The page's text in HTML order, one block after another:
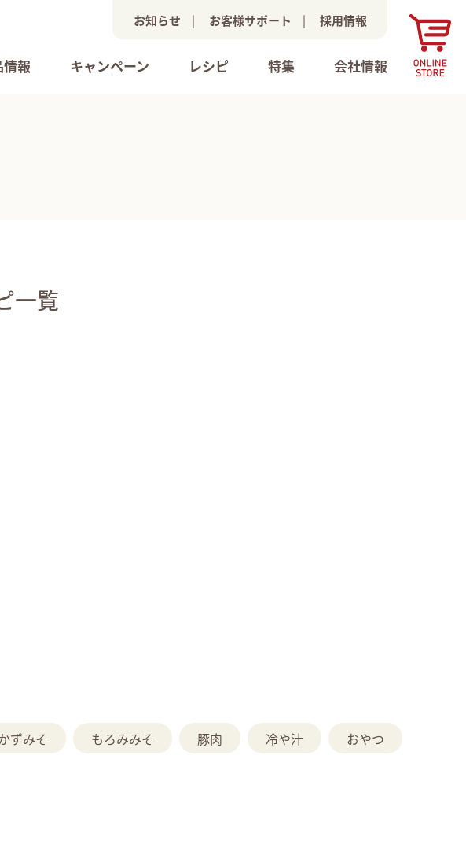
情報 キャンペーン レシピ 特集 会社情報
お知らせ | お客様サポート | 採用情報
一覧
ずみそ もろみみそ 豚肉 冷や汁 おやつ